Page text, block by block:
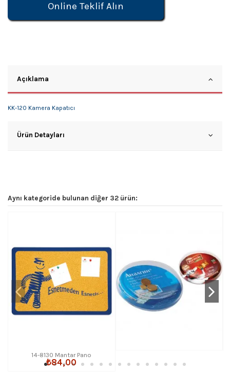
Online Teklif Alın
Açıklama
KK-120 Kamera Kapatıcı
Ürün Detayları
Aynı kategoride bulunan diğer 32 ürün:
14-8130 Mantar Pano
₺84,00